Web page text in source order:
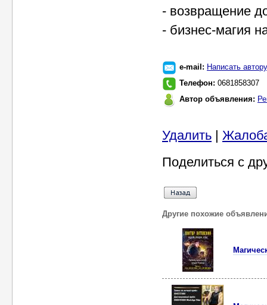
- возвращение
- бизнес-магия
e-mail: Написать автору
Телефон: 0681858307
Автор объявления:
Удалить |
Поделиться с
Другие похожие